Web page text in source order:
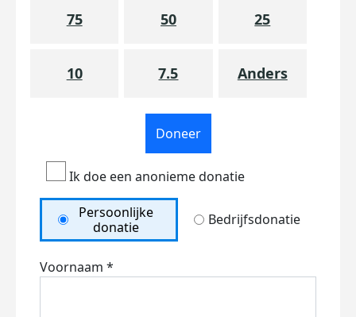
75 50 25
10 7.5 Anders
Doneer
Ik doe een anonieme donatie
Persoonlijke
donatie
Bedrijfsdonatie
Voornaam *